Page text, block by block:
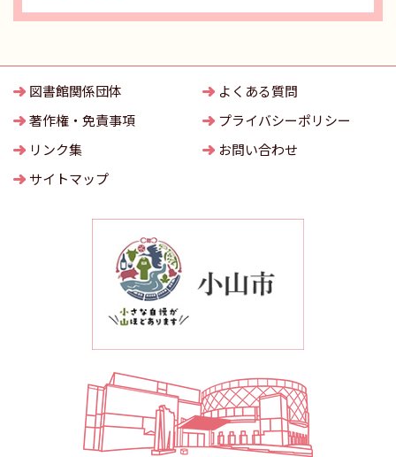
図書館関係団体
よくある質問
著作権・免責事項
プライバシーポリシー
リンク集
お問い合わせ
サイトマップ